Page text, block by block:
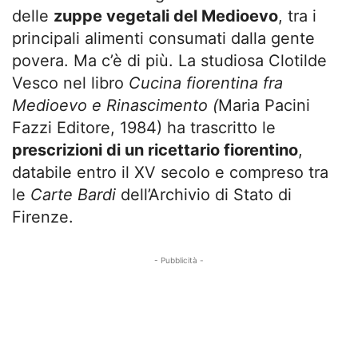
delle zuppe vegetali del Medioevo, tra i
principali alimenti consumati dalla gente
povera. Ma c’è di più. La studiosa Clotilde
Vesco nel libro Cucina fiorentina fra
Medioevo e Rinascimento (Maria Pacini
Fazzi Editore, 1984) ha trascritto le
prescrizioni di un ricettario fiorentino,
databile entro il XV secolo e compreso tra
le Carte Bardi dell’Archivio di Stato di
Firenze.
- Pubblicità -